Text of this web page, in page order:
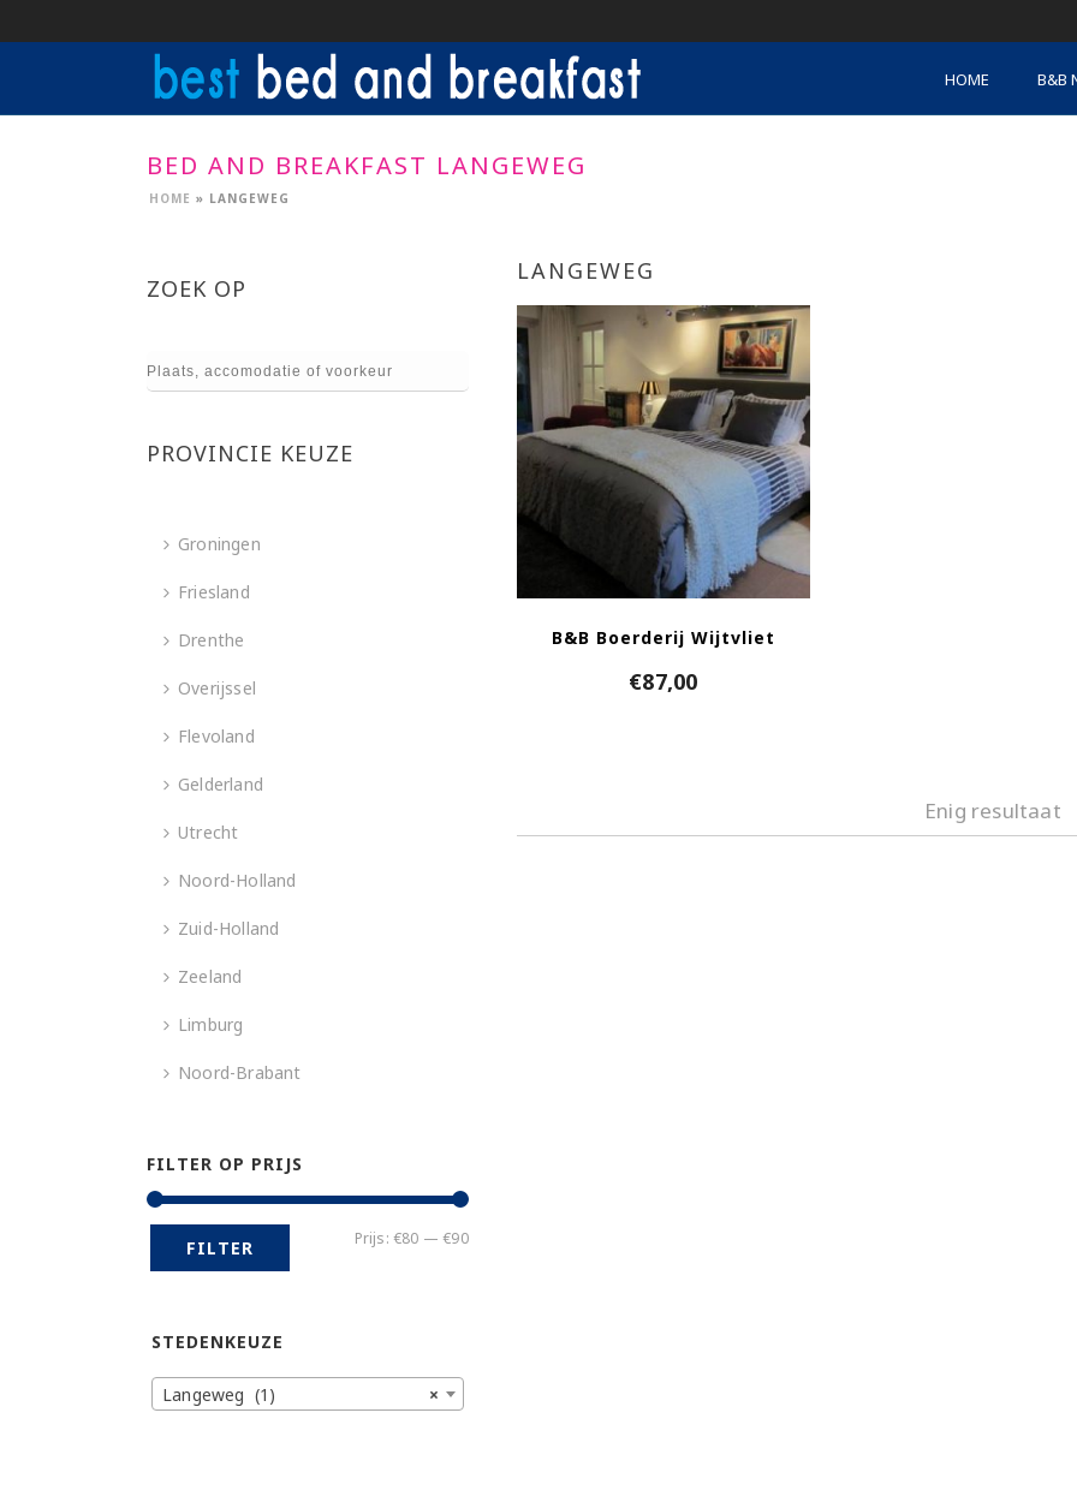
HOME B&B
BED AND BREAKFAST LANGEWEG
HOME » LANGEWEG
LANGEWEG
B&B Boerderij Wijtvliet
€87,00
Enig resultaat
ZOEK OP
PROVINCIE KEUZE
Groningen
Friesland
Drenthe
Overijssel
Flevoland
Gelderland
Utrecht
Noord-Holland
Zuid-Holland
Zeeland
Limburg
Noord-Brabant
FILTER OP PRIJS
Min.
Max.
FILTER Prijs: €80 —€90
STEDENKEUZE
×
Langeweg (1)